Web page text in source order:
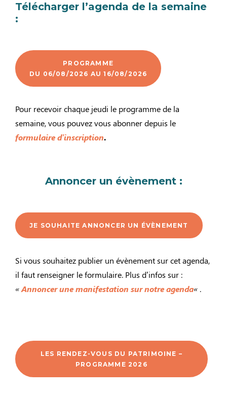
Télécharger l’agenda de la semaine
:
PROGRAMME
DU 06/08/2026 AU 16/08/2026
Pour recevoir chaque jeudi le programme de la
semaine, vous pouvez vous abonner depuis le
formulaire d’inscription.
Annoncer un évènement :
JE SOUHAITE ANNONCER UN ÉVÈNEMENT
Si vous souhaitez publier un évènement sur cet agenda,
il faut renseigner le formulaire. Plus d’infos sur :
«Annoncer une manifestation sur notre agenda« .
LES RENDEZ-VOUS DU PATRIMOINE –
PROGRAMME 2026